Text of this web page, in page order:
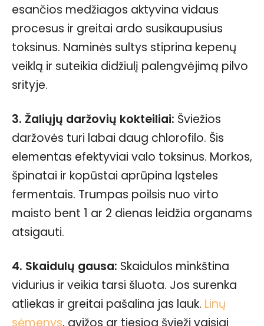
esančios medžiagos aktyvina vidaus
procesus ir greitai ardo susikaupusius
toksinus. Naminės sultys stiprina kepenų
veiklą ir suteikia didžiulį palengvėjimą pilvo
srityje.
3. Žaliųjų daržovių kokteiliai: Šviežios
daržovės turi labai daug chlorofilo. Šis
elementas efektyviai valo toksinus. Morkos,
špinatai ir kopūstai aprūpina ląsteles
fermentais. Trumpas poilsis nuo virto
maisto bent 1 ar 2 dienas leidžia organams
atsigauti.
4. Skaidulų gausa: Skaidulos minkština
vidurius ir veikia tarsi šluota. Jos surenka
atliekas ir greitai pašalina jas lauk. Linų